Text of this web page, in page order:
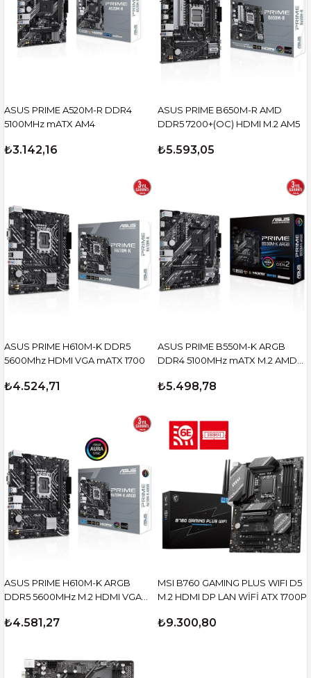
ASUS PRIME A520M-R DDR4
5100MHz mATX AM4
₺3.142,16
ASUS PRIME B650M-R AMD
DDR5 7200+(OC) HDMI M.2 AM5
₺5.593,05
ASUS PRIME H610M-K DDR5
5600Mhz HDMI VGA mATX 1700
₺4.524,71
ASUS PRIME B550M-K ARGB
DDR4 5100MHz mATX M.2 AMD
₺5.498,78
ASUS PRIME H610M-K ARGB
DDR5 5600MHz M.2 HDMI VGA
₺4.581,27
MSI B760 GAMING PLUS WIFI D5
M.2 HDMI DP LAN WİFİ ATX 1700P
₺9.300,80